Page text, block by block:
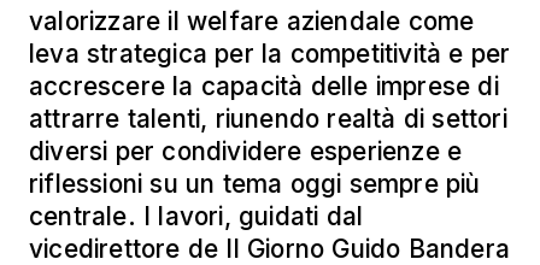
valorizzare il welfare aziendale come
leva strategica per la competitività e per
accrescere la capacità delle imprese di
attrarre talenti, riunendo realtà di settori
diversi per condividere esperienze e
riflessioni su un tema oggi sempre più
centrale. I lavori, guidati dal
vicedirettore de Il Giorno Guido Bandera